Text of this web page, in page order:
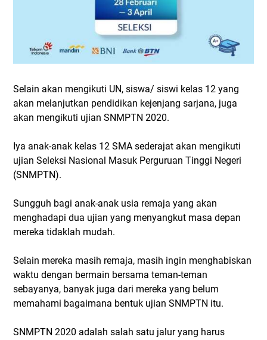
Selain akan mengikuti UN, siswa/ siswi kelas 12 yang
akan melanjutkan pendidikan kejenjang sarjana, juga
akan mengikuti ujian SNMPTN 2020.
Iya anak-anak kelas 12 SMA sederajat akan mengikuti
ujian Seleksi Nasional Masuk Perguruan Tinggi Negeri
(SNMPTN).
Sungguh bagi anak-anak usia remaja yang akan
menghadapi dua ujian yang menyangkut masa depan
mereka tidaklah mudah.
Selain mereka masih remaja, masih ingin menghabiskan
waktu dengan bermain bersama teman-teman
sebayanya, banyak juga dari mereka yang belum
memahami bagaimana bentuk ujian SNMPTN itu.
SNMPTN 2020 adalah salah satu jalur yang harus